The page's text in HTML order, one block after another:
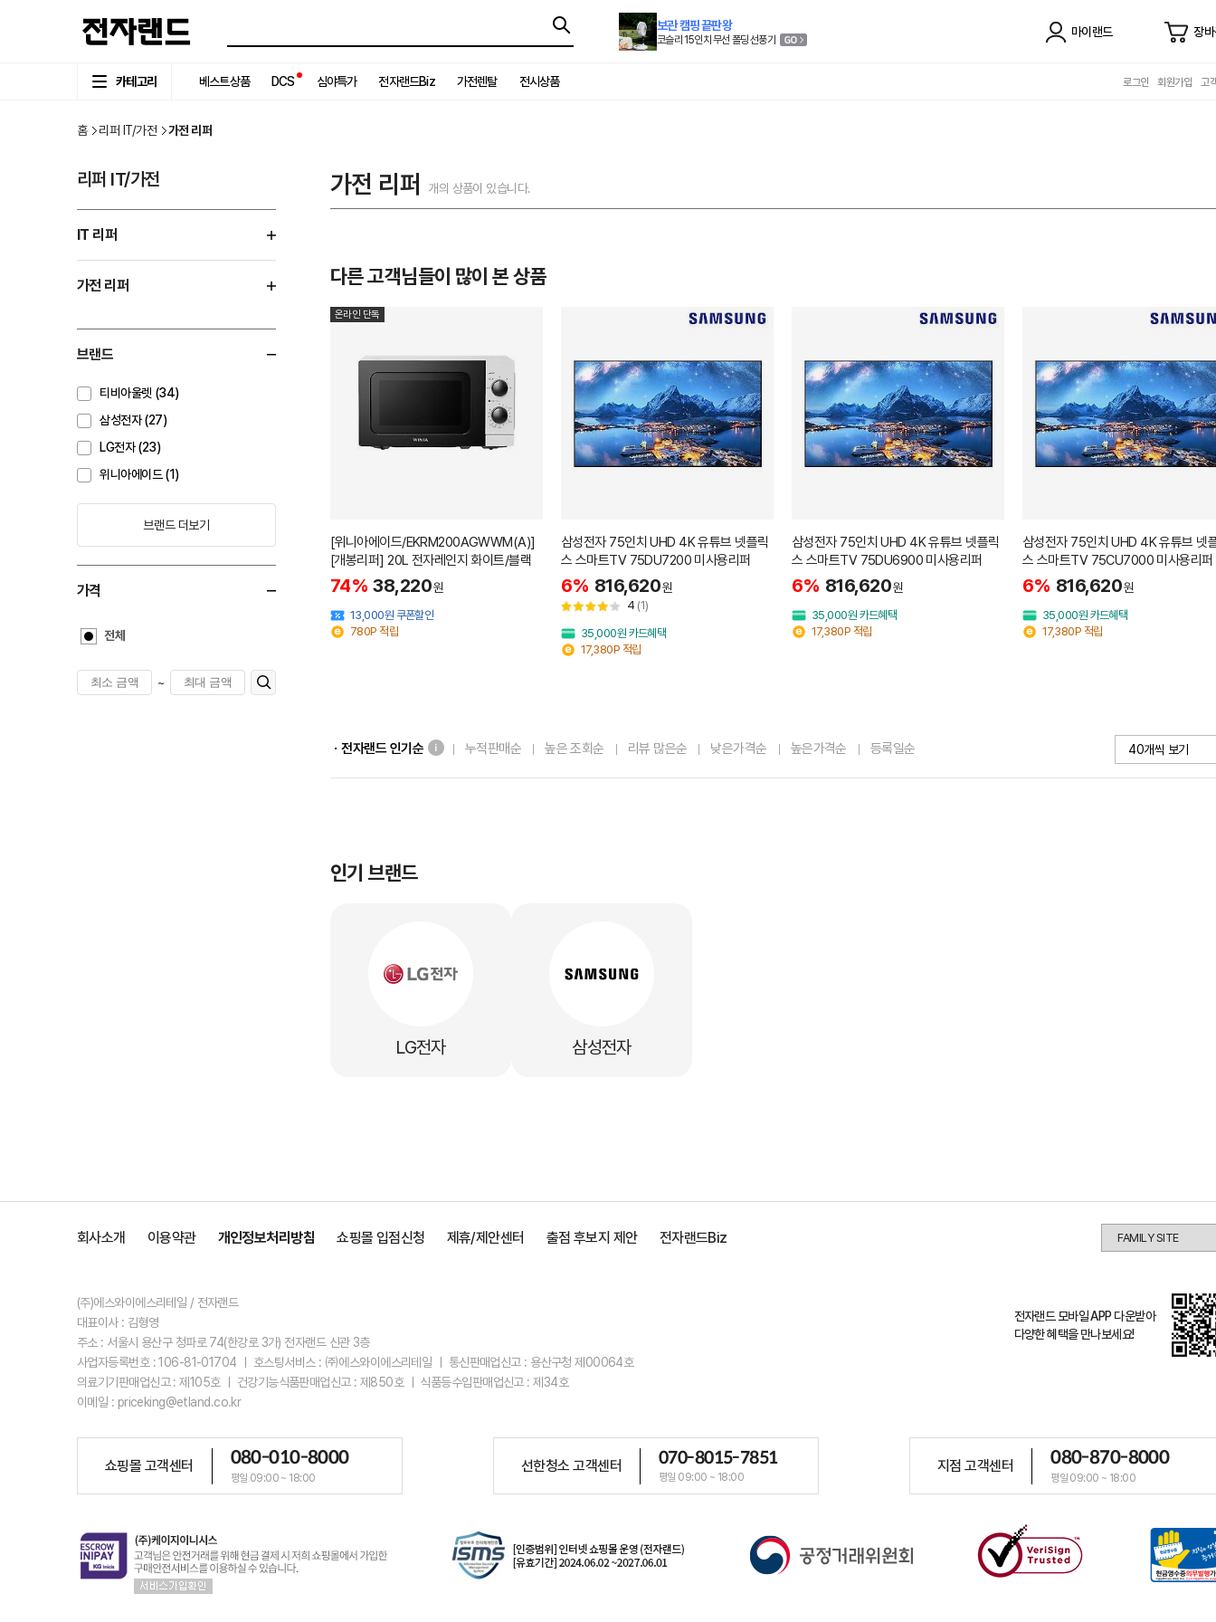
보관 캠핑 끝판왕
코슬리 15인치 무선 폴딩 선풍기
마이랜드 장
카테고리 베스트상품 DCS 심야특가 전자랜드Biz 가전렌탈 전시상품 로그인 회원가입 고
홈 리퍼 IT/가전 가전 리퍼
리퍼 IT/가전
IT 리퍼
가전 리퍼
브랜드
티비아울렛 (34)
삼성전자 (27)
LG전자 (23)
위니아에이드 (1)
브랜드 더보기
가격
전체
~
가전 리퍼 개의 상품이 있습니다.
다른 고객님들이 많이 본 상품
온라인 단독
[위니아에이드/EKRM200AGWWM(A)]
[개봉리퍼] 20L 전자레인지 화이트/블랙
74% 38,220원
13,000원 쿠폰할인
780P 적립
삼성전자 75인치 UHD 4K 유튜브 넷플릭
스 스마트TV 75DU7200 미사용리퍼
6% 816,620원
4 (1)
35,000원 카드혜택
17,380P 적립
삼성전자 75인치 UHD 4K 유튜브 넷플릭
스 스마트TV 75DU6900 미사용리퍼
6% 816,620원
35,000원 카드혜택
17,380P 적립
삼성전자 75인치 UHD 4K 유튜브 넷
스 스마트TV 75CU7000 미사용리퍼
6% 816,620원
35,000원 카드혜택
17,380P 적립
ㆍ전자랜드 인기순 누적판매순 높은 조회순 리뷰 많은순 낮은가격순 높은가격순 등록일순
인기 브랜드
LG전자 삼성전자
회사소개 이용약관 개인정보처리방침 쇼핑몰 입점신청 제휴/제안센터 출점 후보지 제안 전자랜드Biz
(주)에스와이에스리테일 / 전자랜드
대표이사 : 김형영
주소 : 서울시 용산구 청파로 74(한강로 3가) 전자랜드 신관 3층
사업자등록번호 : 106-81-01704 ㅣ 호스팅서비스 : ㈜에스와이에스리테일 ㅣ 통신판매업신고 : 용산구청 제00064호
의료기기판매업신고 : 제105호 ㅣ 건강기능식품판매업신고 : 제850호 ㅣ 식품등수입판매업신고 : 제34호
이메일 : priceking@etland.co.kr
전자랜드 모바일 APP 다운받아
다양한 혜택을 만나보세요!
쇼핑몰 고객센터 080-010-8000
평일 09:00 ~ 18:00
선한청소 고객센터 070-8015-7851
평일 09:00 ~ 18:00
지점 고객센터 080-870-8000
평일 09:00 ~ 18:00